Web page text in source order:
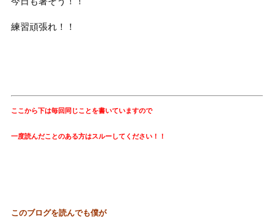
練習頑張れ！！
ここから下は毎回同じことを書いていますので
一度読んだことのある方はスルーしてください！！
このブログを読んでも僕が